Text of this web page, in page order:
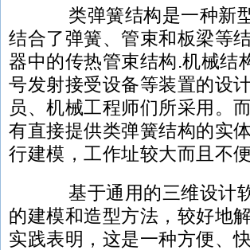
类弹簧结构是一种新型
结合了弹簧、管束和板梁等
器中的传热管束结构.机械结
号发射接受设备等装置的设
员、机械工程师们所采用。
有直接提供类弹簧结构的实
行建模，工作址较大而且不便
基于通用的三维设计
的建模和造型方法，较好地
实践表明，这是一种方便、